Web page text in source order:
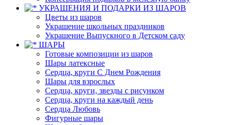
УКРАШЕНИЯ И ПОДАРКИ ИЗ ШАРОВ
Цветы из шаров
Украшение школьных праздников
Украшение Выпускного в Детском саду
ШАРЫ
Готовые композиции из шаров
Шары латексные
Сердца, круги С Днем Рождения
Шары для взрослых
Сердца, круги, звезды с рисунком
Сердца, круги на каждый день
Сердца Любовь
Фигурные шары